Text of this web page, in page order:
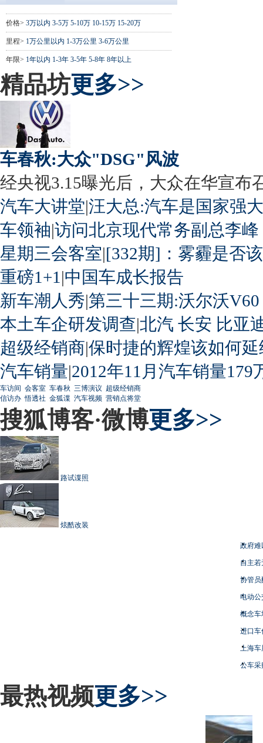
价格> 3万以内 3-5万 5-10万 10-15万 15-20万
里程> 1万公里以内 1-3万公里 3-6万公里
年限> 1年以内 1-3年 3-5年 5-8年 8年以上
精品坊更多>>
车春秋:大众"DSG"风波
经央视3.15曝光后，大众在华宣布
汽车大讲堂|汪大总:汽车是国家强
车领袖|访问北京现代常务副总李峰
星期三会客室|[332期]：雾霾是否
重磅1+1 |中国车成长报告
新车潮人秀|第三十三期:沃尔沃
本土车企研发调查|北汽 长安 比亚
超级经销商|保时捷的辉煌该如何延
汽车销量|2012年11月汽车销量179
车访间 会客室 车春秋 三博演议 超级经销商
信访办 悟透社 金狐谍 汽车视频 营销点将堂
搜狐博客·微博更多>>
路试谍照
炫酷改装
政府难
自主
协管员
电动
概念车
进口车
上海
公车采
最热视频更多>>